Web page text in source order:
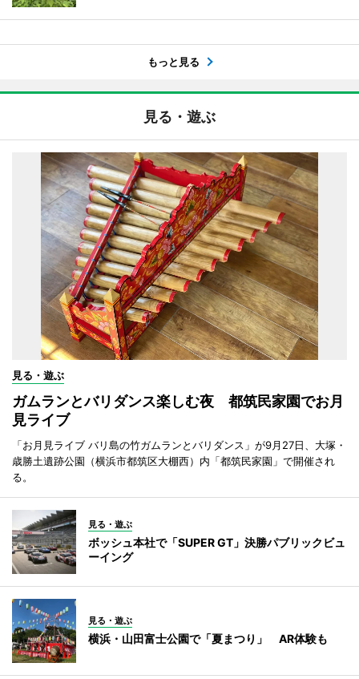
もっと見る
見る・遊ぶ
見る・遊ぶ
ガムランとバリダンス楽しむ夜 都筑民家園でお月
見ライブ
「お月見ライブ バリ島の竹ガムランとバリダンス」が9月27日、大塚・
歳勝土遺跡公園（横浜市都筑区大棚西）内「都筑民家園」で開催され
る。
見る・遊ぶ
ボッシュ本社で「SUPER GT」決勝パブリックビュ
ーイング
見る・遊ぶ
横浜・山田富士公園で「夏まつり」 AR体験も